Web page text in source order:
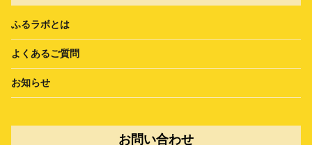
ふるラボとは
よくあるご質問
お知らせ
お問い合わせ